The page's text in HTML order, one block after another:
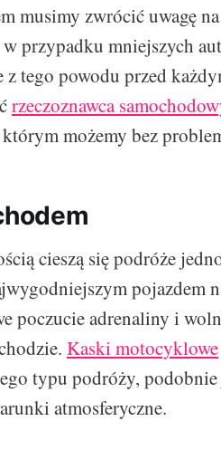
musimy zwrócić uwagę
przypadku mniejszych
tego powodu przed
rzeczoznawca
możemy bez
cieszą się podróże
pojazdem
poczucie adrenaliny i
Kaski motocyklowe
typu podróży,
atmosferyczne.